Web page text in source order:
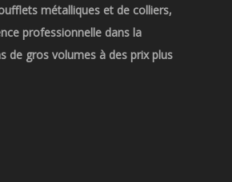
métalliques et de colliers,
professionnelle dans la
de gros volumes à des prix plus